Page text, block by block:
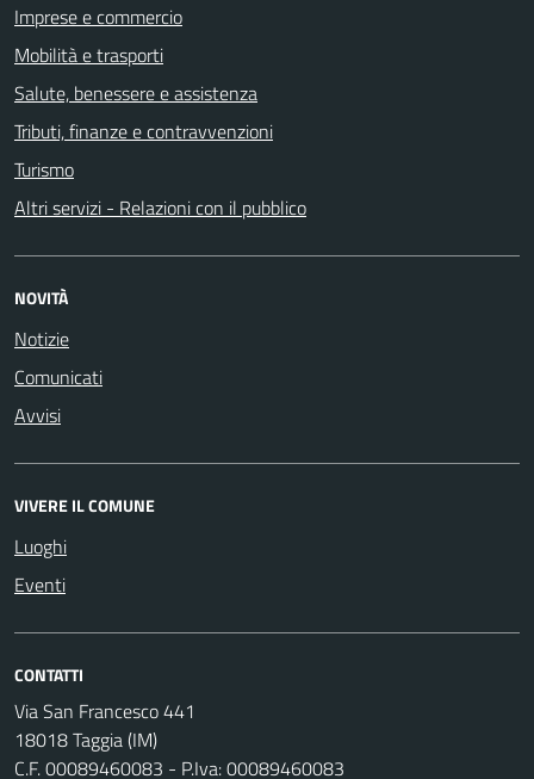
Imprese e commercio
Mobilità e trasporti
Salute, benessere e assistenza
Tributi, finanze e contravvenzioni
Turismo
Altri servizi - Relazioni con il pubblico
NOVITÀ
Notizie
Comunicati
Avvisi
VIVERE IL COMUNE
Luoghi
Eventi
CONTATTI
Via San Francesco 441
18018 Taggia (IM)
C.F. 00089460083 - P.Iva: 00089460083